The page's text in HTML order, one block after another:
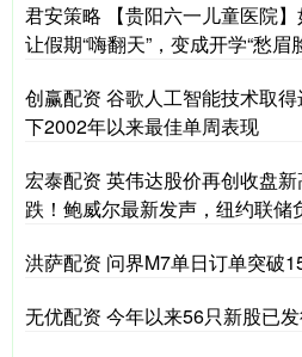
君安策略 【贵阳六一儿童医院
让假期“嗨翻天”，变成开学“愁眉
创赢配资 谷歌人工智能技术取
下2002年以来最佳单周表现
宏泰配资 英伟达股价再创收盘
跌！鲍威尔最新发声，纽约联储
洪萨配资 问界M7单日订单突破
无优配资 今年以来56只新股已